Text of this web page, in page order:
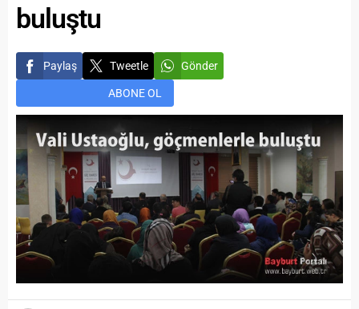
buluştu
Paylaş Tweetle Gönder
ABONE OL